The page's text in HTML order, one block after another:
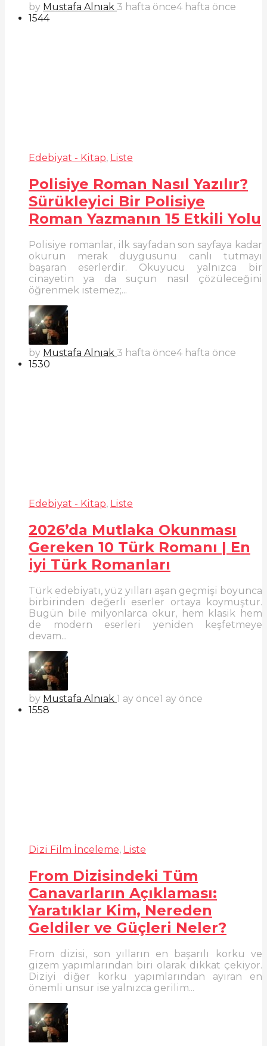
by Mustafa Alnıak 3 hafta önce4 hafta önce
1544
Edebiyat - Kitap, Liste
Polisiye Roman Nasıl Yazılır?
Sürükleyici Bir Polisiye
Roman Yazmanın 15 Etkili Yolu
Polisiye romanlar, ilk sayfadan son sayfaya kadar
okurun merak duygusunu canlı tutmayı
başaran eserlerdir. Okuyucu yalnızca bir
cinayetin ya da suçun nasıl çözüleceğini
öğrenmek istemez;...
by Mustafa Alnıak 3 hafta önce4 hafta önce
1530
Edebiyat - Kitap, Liste
2026’da Mutlaka Okunması
Gereken 10 Türk Romanı | En
iyi Türk Romanları
Türk edebiyatı, yüz yılları aşan geçmişi boyunca
birbirinden değerli eserler ortaya koymuştur.
Bugün bile milyonlarca okur, hem klasik hem
de modern eserleri yeniden keşfetmeye
devam...
by Mustafa Alnıak 1 ay önce1 ay önce
1558
Dizi Film İnceleme, Liste
From Dizisindeki Tüm
Canavarların Açıklaması:
Yaratıklar Kim, Nereden
Geldiler ve Güçleri Neler?
From dizisi, son yılların en başarılı korku ve
gizem yapımlarından biri olarak dikkat çekiyor.
Diziyi diğer korku yapımlarından ayıran en
önemli unsur ise yalnızca gerilim...